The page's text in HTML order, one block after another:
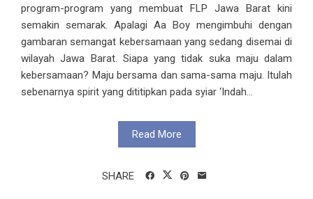
program-program yang membuat FLP Jawa Barat kini
semakin semarak. Apalagi Aa Boy mengimbuhi dengan
gambaran semangat kebersamaan yang sedang disemai di
wilayah Jawa Barat. Siapa yang tidak suka maju dalam
kebersamaan? Maju bersama dan sama-sama maju. Itulah
sebenarnya spirit yang dititipkan pada syiar ‘Indah...
Read More
SHARE